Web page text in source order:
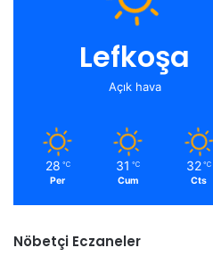
Lefkoşa
Açık hava
28 ℃
Per
31 ℃
Cum
32 ℃
Cts
Nöbetçi Eczaneler